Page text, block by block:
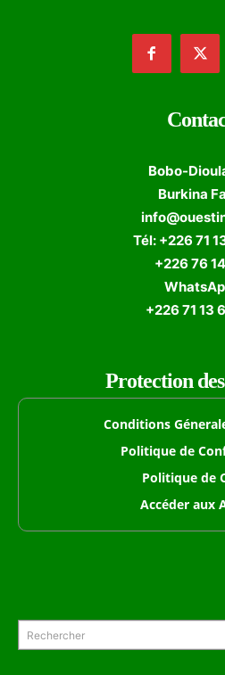
Bobo-
Burkina
Tél: +226 71
+226 76
+226 71 13
Protection
Conditions
Politique de
Politique de
Accéder aux
Rechercher